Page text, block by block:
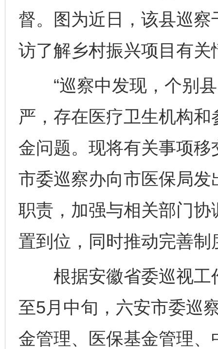
督。图为近日，该县巡
访了解乡村振兴项目有关
“巡察中发现，个别县
严，存在医疗卫生机构
金问题。现将有关事项移
市委巡察办向市医保局
职责，加强与相关部门
置到位，同时推动完善制
根据安徽省委巡视工
至5月中旬，六安市委巡
金管理、医保基金管理、